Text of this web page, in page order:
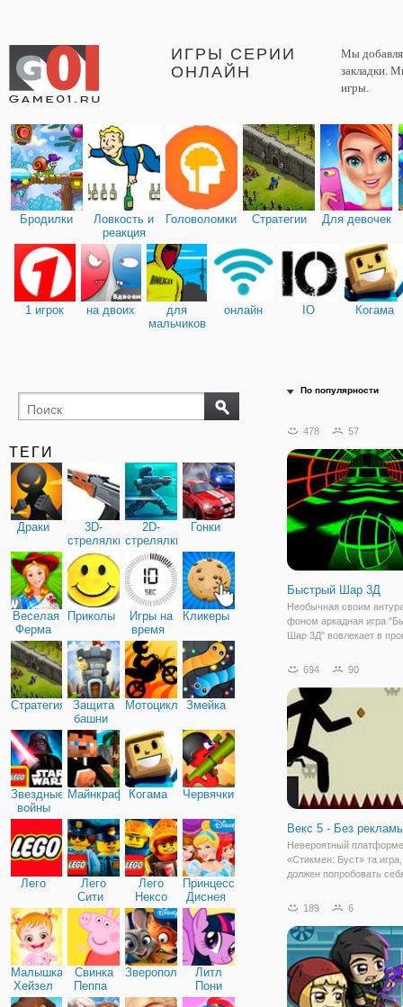
ИГРЫ СЕРИИ
ОНЛАЙН
Мы
закладки.
игры.
Бродилки
Ловкость и
реакция
Головоломки Стратегии Для девочек
1 игрок на двоих
для
мальчиков
онлайн IO Когама
ТЕГИ
Драки
3D-
стрелялки
2D-
стрелялки
Гонки
Веселая
Ферма
Приколы
Игры на
время
Кликеры
Стратегия
Защита
башни
МотоциклыЗмейка
Звездные
войны
МайнкрафтКогама Червячки
Лего
Лего
Сити
Лего
Нексо
Найтс
Принцессы
Диснея
Малышка
Хейзел
Свинка
Пеппа
Зверополис
Литл
Пони
Дружба
По популярности
478 57
Быстрый Шар 3Д
Необычная своим
фоном аркадная игра
Шар 3Д" вовлекает в
проходить в темном
неоновые стены,
мосты и т.д.
694 90
Векс 5 - Без
Невероятный
«Стикмен: Буст» та
должен попробовать
Стикмены всегда
исключение. Человек-
оказался в
189 6